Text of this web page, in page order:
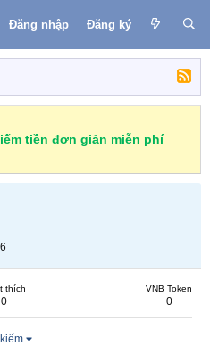
Đăng nhập Đăng ký
tiền đơn giản miễn phí
thích
0
VNB Token
0